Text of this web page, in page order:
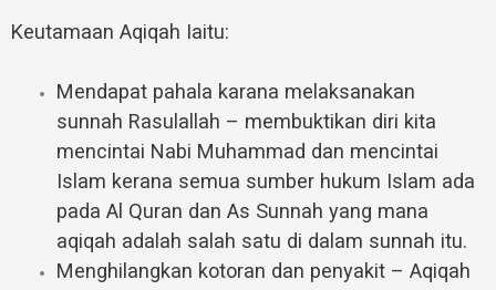
Keutamaan Aqiqah Iaitu:
Mendapat pahala karana melaksanakan
sunnah Rasulallah – membuktikan diri kita
mencintai Nabi Muhammad dan mencintai
Islam kerana semua sumber hukum Islam ada
pada Al Quran dan As Sunnah yang mana
aqiqah adalah salah satu di dalam sunnah itu.
Menghilangkan kotoran dan penyakit – Aqiqah